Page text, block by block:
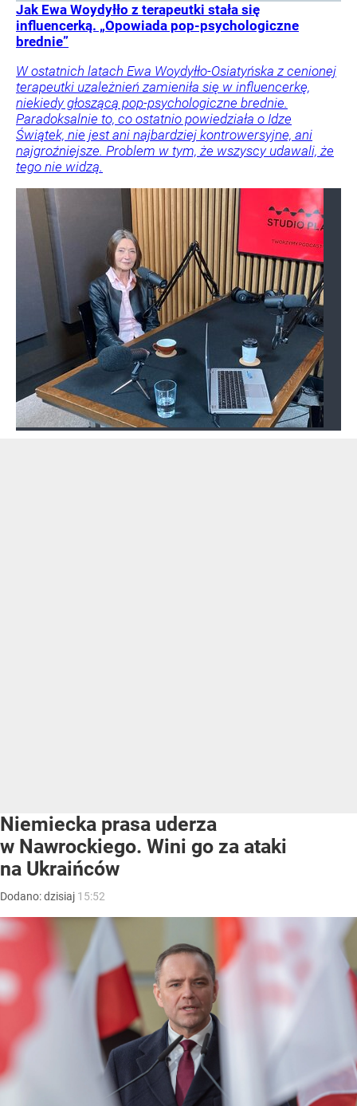
Jak Ewa Woydyłło z terapeutki stała się
influencerką. „Opowiada pop-psychologiczne
brednie”
W ostatnich latach Ewa Woydyłło-Osiatyńska z cenionej
terapeutki uzależnień zamieniła się w influencerkę,
niekiedy głoszącą pop-psychologiczne brednie.
Paradoksalnie to, co ostatnio powiedziała o Idze
Świątek, nie jest ani najbardziej kontrowersyjne, ani
najgroźniejsze. Problem w tym, że wszyscy udawali, że
tego nie widzą.
Niemiecka prasa uderza
w Nawrockiego. Wini go za ataki
na Ukraińców
Dodano:dzisiaj 15:52